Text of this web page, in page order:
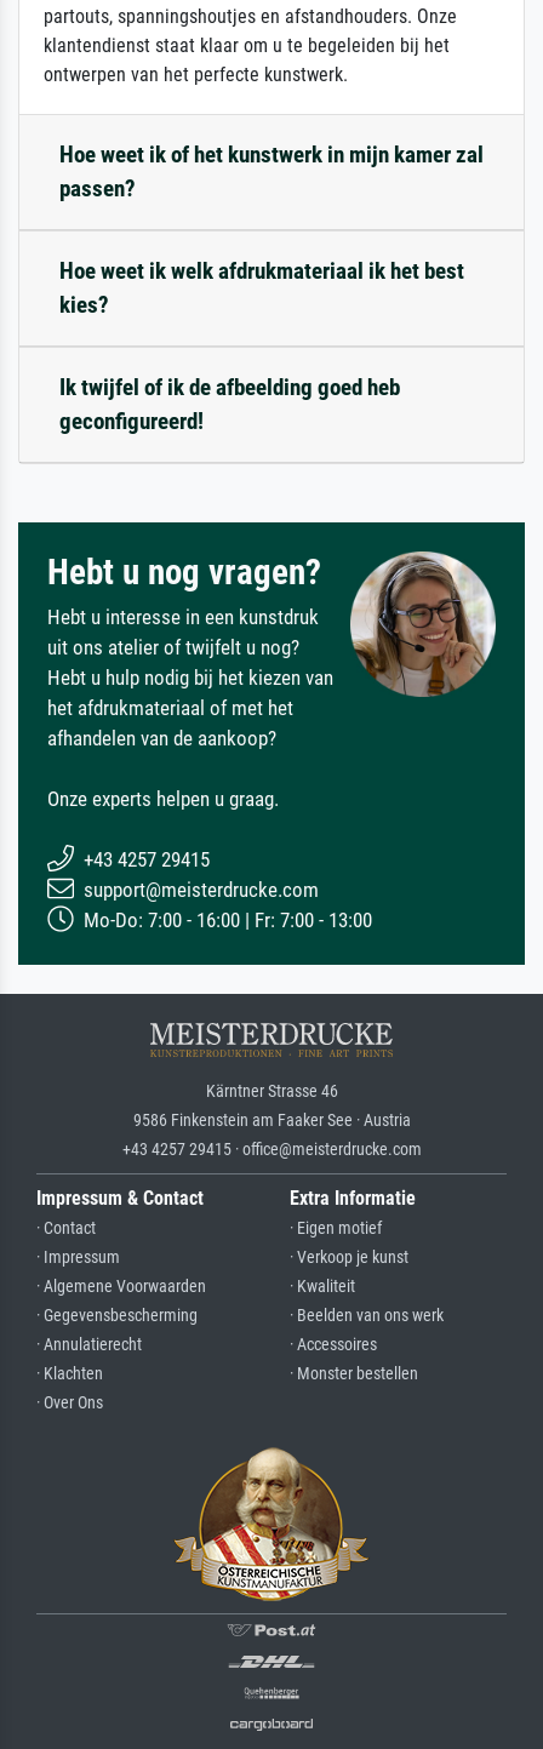
partouts, spanningshoutjes en afstandhouders. Onze
klantendienst staat klaar om u te begeleiden bij het
ontwerpen van het perfecte kunstwerk.
Hoe weet ik of het kunstwerk in mijn kamer zal
passen?
Hoe weet ik welk afdrukmateriaal ik het best
kies?
Ik twijfel of ik de afbeelding goed heb
geconfigureerd!
Hebt u nog vragen?
Hebt u interesse in een kunstdruk
uit ons atelier of twijfelt u nog?
Hebt u hulp nodig bij het kiezen van
het afdrukmateriaal of met het
afhandelen van de aankoop?
Onze experts helpen u graag.
+43 4257 29415
support@meisterdrucke.com
Mo-Do: 7:00 - 16:00 | Fr: 7:00 - 13:00
Kärntner Strasse 46
9586 Finkenstein am Faaker See · Austria
+43 4257 29415 · office@meisterdrucke.com
Impressum & Contact
· Contact
· Impressum
· Algemene Voorwaarden
· Gegevensbescherming
· Annulatierecht
· Klachten
· Over Ons
Extra Informatie
· Eigen motief
· Verkoop je kunst
· Kwaliteit
· Beelden van ons werk
· Accessoires
· Monster bestellen